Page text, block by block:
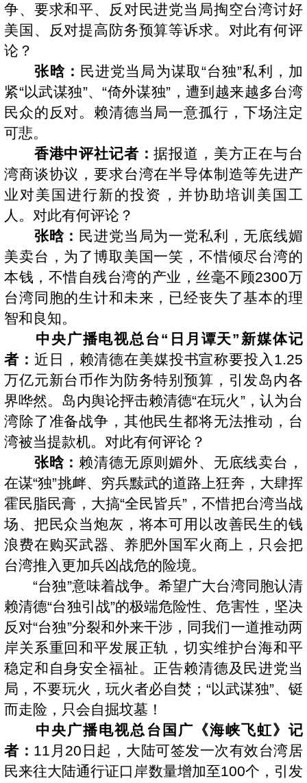
争、要求和平、反对民进党当局掏空台湾讨好
美国、反对提高防务预算等诉求。对此有何评
论？
张晗： 民进党当局为谋取“台独”私利，加
紧“以武谋独”、“倚外谋独”，遭到越来越多台湾
民众的反对。赖清德当局一意孤行，下场注定
可悲。
香港中评社记者：据报道，美方正在与台
湾商谈协议，要求台湾在半导体制造等先进产
业对美国进行新的投资，并协助培训美国工
人。对此有何评论？
张晗： 民进党当局为一党私利，无底线媚
美卖台，为了博取美国一笑，不惜倾尽台湾的
本钱，不惜自残台湾的产业，丝毫不顾2300万
台湾同胞的生计和未来，已经丧失了基本的理
智和良知。
中央广播电视总台“日月谭天”新媒体记
者： 近日，赖清德在美媒投书宣称要投入1.25
万亿元新台币作为防务特别预算，引发岛内各
界哗然。岛内舆论抨击赖清德“在玩火”，认为台
湾除了准备战争，其他民生都将无法推动，台
湾被当提款机。对此有何评论？
张晗： 赖清德无原则媚外、无底线卖台，
在谋“独”挑衅、穷兵黩武的道路上狂奔，大肆挥
霍民脂民膏，大搞“全民皆兵”，不惜把台湾当战
场、把民众当炮灰，将本可用以改善民生的钱
浪费在购买武器、养肥外国军火商上，只会把
台湾推入更加兵凶战危的险境。
“台独”意味着战争。希望广大台湾同胞认清
赖清德“台独引战”的极端危险性、危害性，坚决
反对“台独”分裂和外来干涉，同我们一道推动两
岸关系重回和平发展正轨，切实维护台海和平
稳定和自身安全福祉。正告赖清德及民进党当
局，不要玩火，玩火者必自焚；“以武谋独”、铤
而走险，只会自掘坟墓！
中央广播电视总台国广《海峡飞虹》记
者： 11月20日起，大陆可签发一次有效台湾居
民来往大陆通行证口岸数量增加至100个，引发